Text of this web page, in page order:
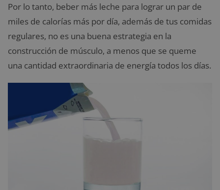
Por lo tanto, beber más leche para lograr un par de
miles de calorías más por día, además de tus comidas
regulares, no es una buena estrategia en la
construcción de músculo, a menos que se queme
una cantidad extraordinaria de energía todos los días.